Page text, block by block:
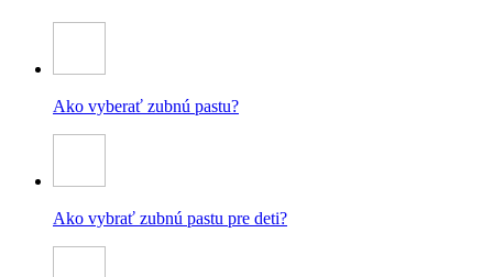
Ako vyberať zubnú pastu?
Ako vybrať zubnú pastu pre deti?